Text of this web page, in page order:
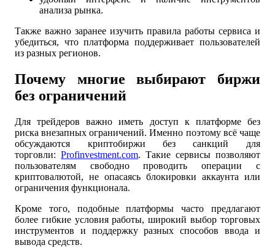
анализа рынка.
Также важно заранее изучить правила работы сервиса и
убедиться, что платформа поддерживает пользователей
из разных регионов.
Почему многие выбирают биржи
без ограничений
Для трейдеров важно иметь доступ к платформе без
риска внезапных ограничений. Именно поэтому всё чаще
обсуждаются криптобиржи без санкций для
торговли:Profinvestment.com. Такие сервисы позволяют
пользователям свободно проводить операции с
криптовалютой, не опасаясь блокировки аккаунта или
ограничения функционала.
Кроме того, подобные платформы часто предлагают
более гибкие условия работы, широкий выбор торговых
инструментов и поддержку разных способов ввода и
вывода средств.